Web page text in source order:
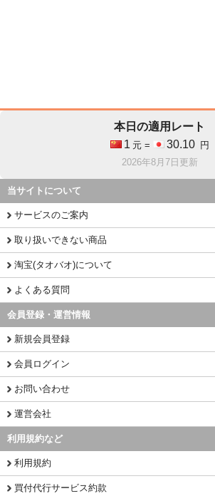
本日の適用レート
1 元 = 30.10
円
2026年8月7日更新
当サイトについて
サービスのご案内
取り扱いできない商品
淘宝(タオバオ)について
よくある質問
会員登録・運営情報
新規会員登録
会員ログイン
お問い合わせ
運営会社
利用規約など
利用規約
買付代行サービス約款